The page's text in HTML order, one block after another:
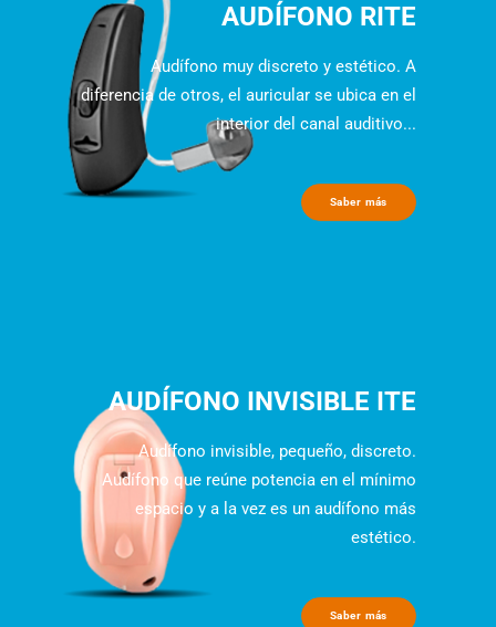
AUDÍFONO RITE
Audífono muy discreto y estético. A
diferencia de otros, el auricular se ubica en el
interior del canal auditivo...
Saber más
AUDÍFONO INVISIBLE ITE
Audífono invisible, pequeño, discreto.
Audífono que reúne potencia en el mínimo
espacio y a la vez es un audífono más
estético.
Saber más